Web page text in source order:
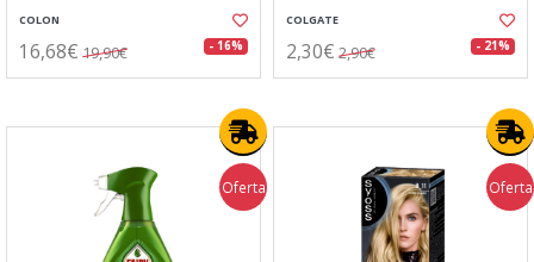
COLON
16,68€ 19,90€ - 16%
COLGATE
2,30€ 2,90€ - 21%
Oferta Oferta